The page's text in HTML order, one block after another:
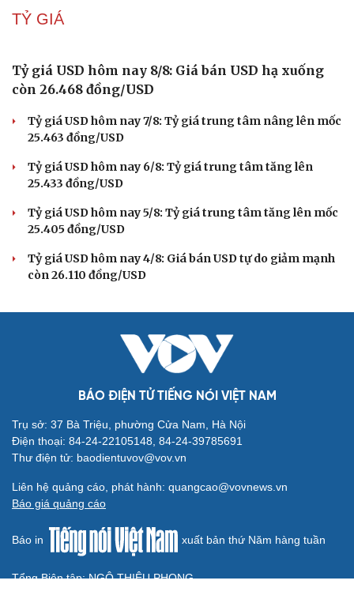
142,2 triệu đồng/lượng
TIÊU DÙNG
Kết nối dữ liệu là "nút thắt" lớn nhất của Đề án 100
trong truy xuất nguồn gốc
Nhận diện và cách phòng, tránh kinh doanh đa cấp bất
hợp pháp
Siết chặt hoạt động đào tạo bán hàng đa cấp
Tuân thủ pháp luật là chiến lược kinh doanh bền vững
của ngành bán hàng đa cấp
Cảnh báo thuốc giả Clorocid TW3 và yêu cầu thu hồi
còn 26.468 đồng/USD
Tỷ giá USD hôm nay 7/8: Tỷ giá trung tâm nâng lên mốc
Tỷ giá USD hôm nay 6/8: Tỷ giá trung tâm tăng lên
Tỷ giá USD hôm nay 5/8: Tỷ giá trung tâm tăng lên mốc
25.405 đồng/USD